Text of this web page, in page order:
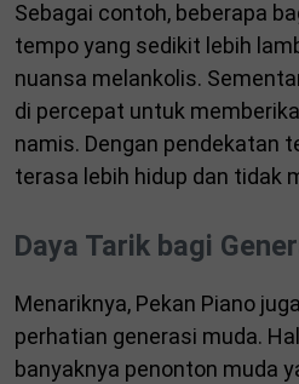
Sebagai contoh, beberapa
tempo yang sedikit lebih
nuansa melankolis.
di percepat untuk
namis. Dengan pendekatan
terasa lebih hidup dan tidak
Daya Tarik bagi
Menariknya, Pekan Piano
perhatian generasi muda.
banyaknya penonton muda